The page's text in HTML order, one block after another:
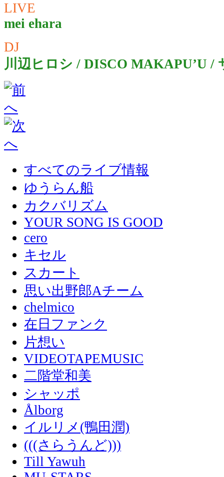
LIVE
mei ehara
DJ
川辺ヒロシ / DISCO MAKAPU’U /
すべてのライブ情報
ゆうらん船
カクバリズム
YOUR SONG IS GOOD
cero
キセル
スカート
思い出野郎Aチーム
chelmico
在日ファンク
片想い
VIDEOTAPEMUSIC
二階堂和美
シャッポ
Ålborg
イルリメ(鴨田潤)
(((さらうんど)))
Till Yawuh